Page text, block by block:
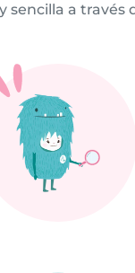
sencilla a través